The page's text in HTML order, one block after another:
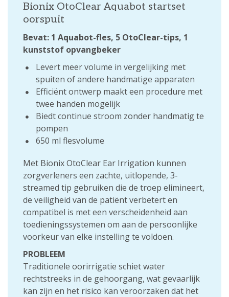
Bionix OtoClear Aquabot startset
oorspuit
Bevat: 1 Aquabot-fles, 5 OtoClear-tips, 1
kunststof opvangbeker
Levert meer volume in vergelijking met
spuiten of andere handmatige apparaten
Efficiënt ontwerp maakt een procedure met
twee handen mogelijk
Biedt continue stroom zonder handmatig te
pompen
650 ml flesvolume
Met Bionix OtoClear Ear Irrigation kunnen
zorgverleners een zachte, uitlopende, 3-
streamed tip gebruiken die de troep elimineert,
de veiligheid van de patiënt verbetert en
compatibel is met een verscheidenheid aan
toedieningssystemen om aan de persoonlijke
voorkeur van elke instelling te voldoen.
PROBLEEM
Traditionele oorirrigatie schiet water
rechtstreeks in de gehoorgang, wat gevaarlijk
kan zijn en het risico kan veroorzaken dat het